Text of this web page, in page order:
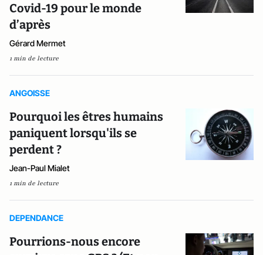
Covid-19 pour le monde
d’après
Gérard Mermet
1 min de lecture
ANGOISSE
Pourquoi les êtres humains
paniquent lorsqu'ils se
perdent ?
Jean-Paul Mialet
1 min de lecture
DEPENDANCE
Pourrions-nous encore